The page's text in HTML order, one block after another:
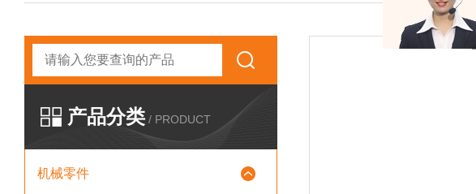
产品分类 / PRODUCT
机械零件